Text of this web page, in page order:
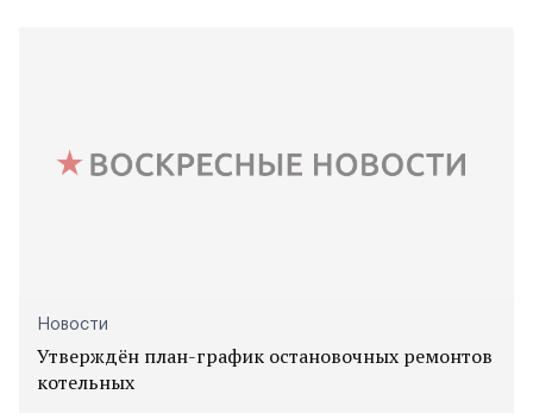
Новости
Утверждён план-график остановочных ремонтов
котельных